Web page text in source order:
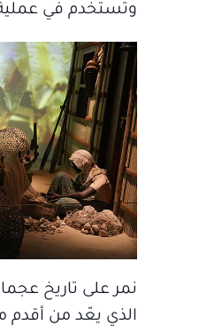
وتستخدم في
نمر على تاريخ
الذي يعّد من أقدم